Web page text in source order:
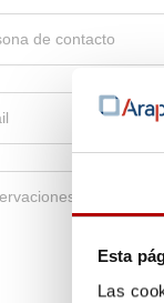
Esta
Las